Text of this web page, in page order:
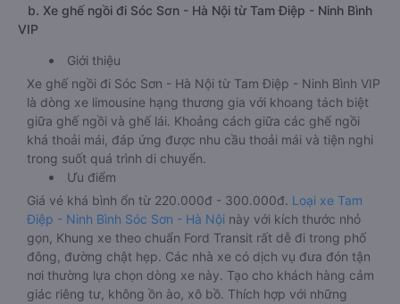
b. Xe ghế ngồi đi Sóc Sơn - Hà Nội từ Tam Điệp - Ninh Bình
VIP
Giới thiệu
Xe ghế ngồi đi Sóc Sơn - Hà Nội từ Tam Điệp - Ninh Bình VIP
là dòng xe limousine hạng thương gia với khoang tách biệt
giữa ghế ngồi và ghế lái. Khoảng cách giữa các ghế ngồi
khá thoải mái, đáp ứng được nhu cầu thoải mái và tiện nghi
trong suốt quá trình di chuyển.
Ưu điểm
Giá vé khá bình ổn từ 220.000đ - 300.000đ. Loại xe Tam
Điệp - Ninh Bình Sóc Sơn - Hà Nội này với kích thước nhỏ
gọn, Khung xe theo chuẩn Ford Transit rất dễ đi trong phố
đông, đường chật hẹp. Các nhà xe có dịch vụ đưa đón tận
nơi thường lựa chọn dòng xe này. Tạo cho khách hàng cảm
giác riêng tư, không ồn ào, xô bồ. Thích hợp với những